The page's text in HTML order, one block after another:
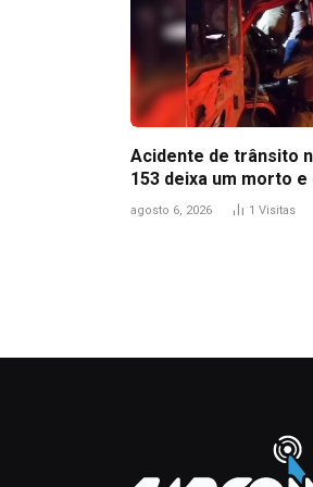
Acidente de trânsito
153 deixa um morto
agosto 6, 2026 1 Visitas